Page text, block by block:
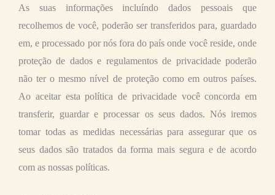
As suas informações incluíndo dados pessoais que
recolhemos de você, poderão ser transferidos para, guardado
em, e processado por nós fora do país onde você reside, onde
proteção de dados e regulamentos de privacidade poderão
não ter o mesmo nível de proteção como em outros países.
Ao aceitar esta política de privacidade você concorda em
transferir, guardar e processar os seus dados. Nós iremos
tomar todas as medidas necessárias para assegurar que os
seus dados são tratados da forma mais segura e de acordo
com as nossas políticas.